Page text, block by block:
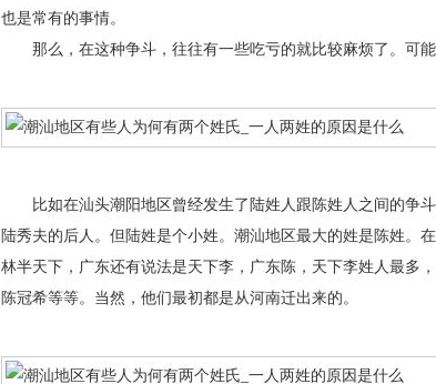
也是常有的事情。
那么，在这种争斗，往往有一些吃亏的就比较麻烦了。可能
比如在汕头潮阳地区曾经发生了陆姓人跟陈姓人之间的争斗
陆秀夫的后人。但陆姓是个小姓。潮汕地区最大的姓是陈姓。
林半天下，广东还有说法是天下李，广东陈，天下李姓人最多
陈冠希等等。当然，他们最初都是从河南迁出来的。